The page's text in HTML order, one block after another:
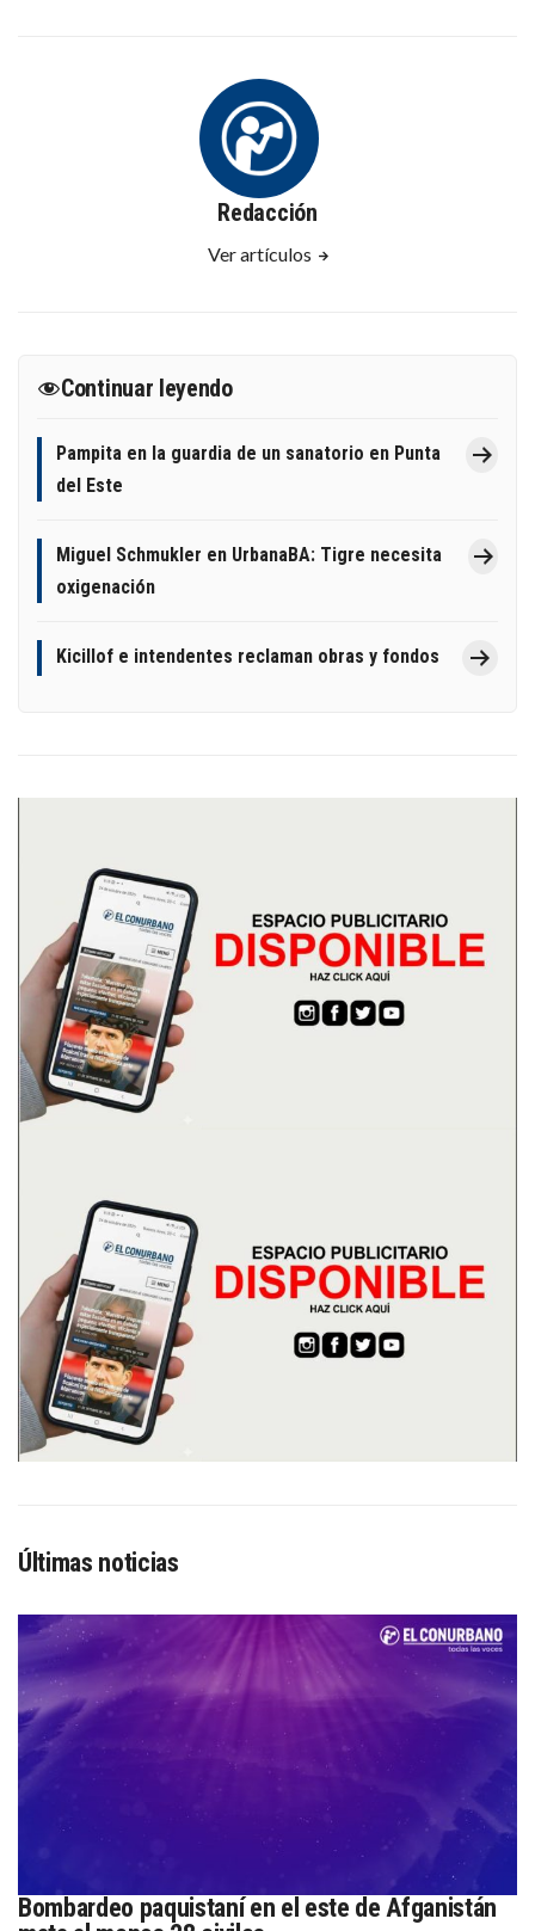
Redacción
Ver artículos
Continuar leyendo
Pampita en la guardia de un sanatorio en Punta
del Este
Miguel Schmukler en UrbanaBA: Tigre necesita
oxigenación
Kicillof e intendentes reclaman obras y fondos
Últimas noticias
Bombardeo paquistaní en el este de Afganistán